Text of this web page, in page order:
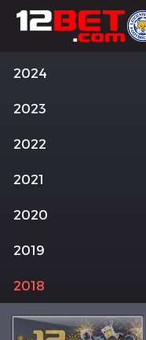
2024
2023
2022
2021
2020
2019
2018